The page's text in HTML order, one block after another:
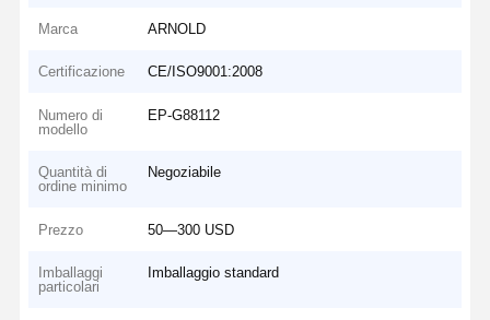
Marca ARNOLD
Certificazione CE/ISO9001:2008
Numero di
modello
EP-G88112
Quantità di
ordine minimo
Negoziabile
Prezzo 50—300 USD
Imballaggi
particolari
Imballaggio standard